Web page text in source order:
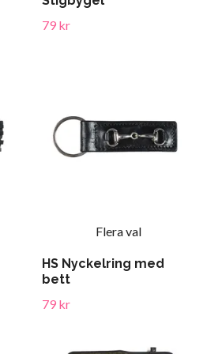
79 kr
Flera val
HS Nyckelring med
bett
79 kr